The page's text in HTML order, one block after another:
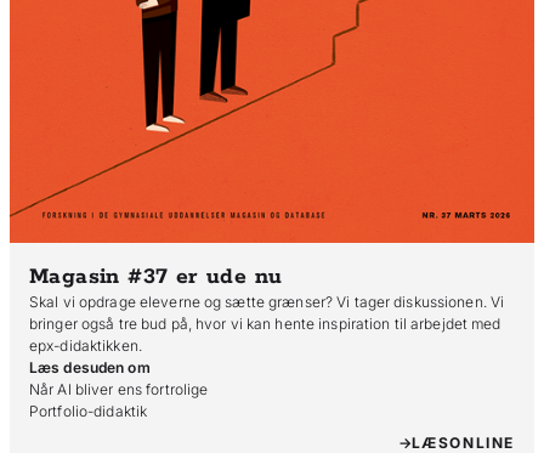
Magasin #37 er ude nu
Skal vi opdrage eleverne og sætte grænser? Vi tager diskussionen. Vi
bringer også tre bud på, hvor vi kan hente inspiration til arbejdet med
epx-didaktikken.
Læs desuden om
Når AI bliver ens fortrolige
Portfolio-didaktik
LÆSONLINE